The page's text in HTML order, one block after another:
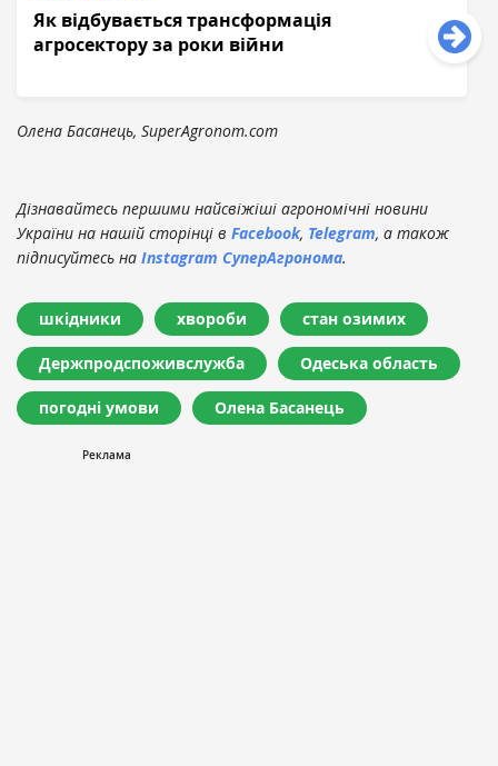
Як відбувається трансформація
агросектору за роки війни
Олена Басанець, SuperAgronom.com
Дізнавайтесь першими найсвіжіші агрономічні новини
України на нашій сторінці в Facebook, Telegram, а також
підписуйтесь на Instagram СуперАгронома.
шкідники хвороби стан озимих
Держпродспоживслужба Одеська область
погодні умови Олена Басанець